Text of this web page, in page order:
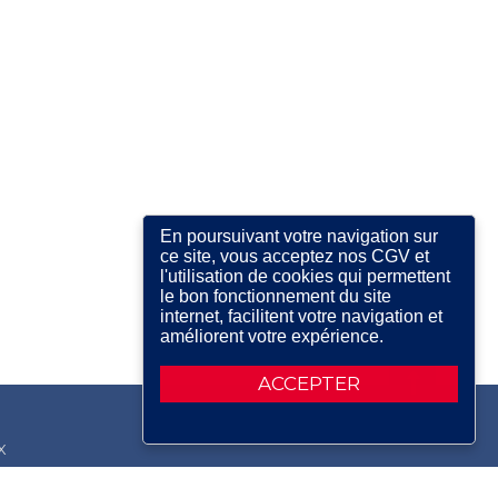
ACCEPTER
En poursuivant votre navigation sur
ce site, vous acceptez nos CGV et
l'utilisation de cookies qui permettent
le bon fonctionnement du site
internet, facilitent votre navigation et
améliorent votre expérience.